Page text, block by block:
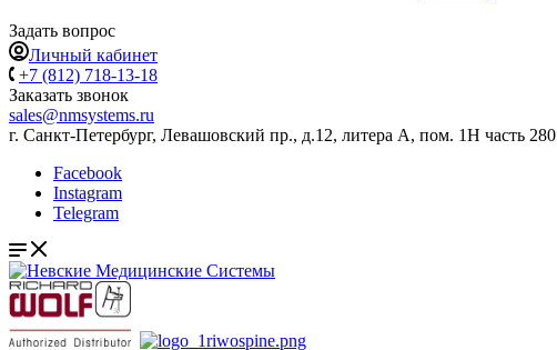
Задать вопрос
Личный кабинет
+7 (812) 718-13-18
Заказать звонок
sales@nmsystems.ru
г. Санкт-Петербург, Левашовский пр., д.12, литера А, пом. 1Н часть 280
Facebook
Instagram
Telegram